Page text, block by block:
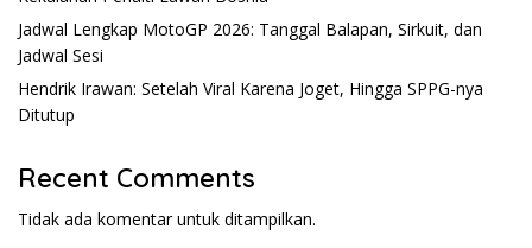
Jadwal Lengkap MotoGP 2026: Tanggal Balapan, Sirkuit, dan
Jadwal Sesi
Hendrik Irawan: Setelah Viral Karena Joget, Hingga SPPG-nya
Ditutup
Recent Comments
Tidak ada komentar untuk ditampilkan.